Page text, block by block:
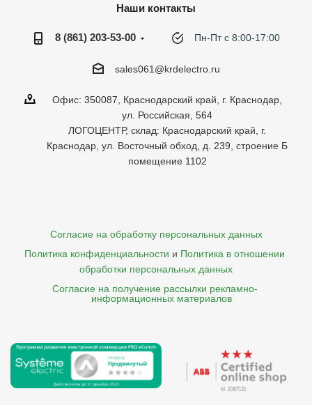
Наши контакты
8 (861) 203-53-00 Пн-Пт с 8:00-17:00
sales061@krdelectro.ru
Офис: 350087, Краснодарский край, г. Краснодар,
ул. Российская, 564
ЛОГОЦЕНТР, склад: Краснодарский край, г.
Краснодар, ул. Восточный обход, д. 239, строение Б
помещение 1102
Согласие на обработку персональных данных
Политика конфиденциальности и Политика в отношении
обработки персональных данных
Согласие на получение рассылки рекламно-
    информационных материалов